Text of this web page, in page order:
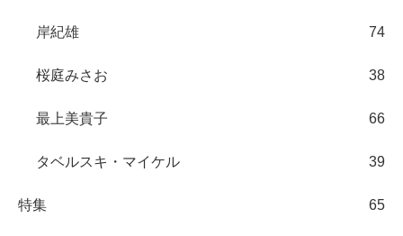
岸紀雄 74
桜庭みさお 38
最上美貴子 66
タベルスキ・マイケル 39
特集 65